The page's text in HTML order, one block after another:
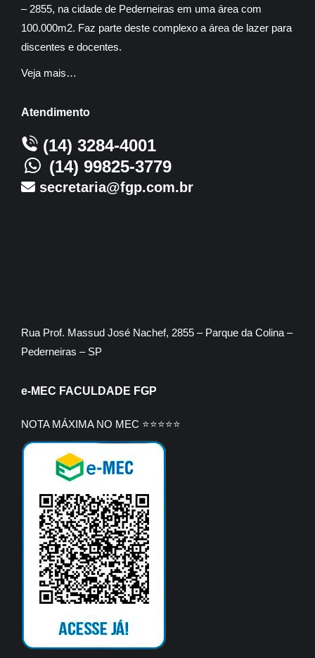
– 2855, na cidade de Pederneiras em uma área com
100.000m2. Faz parte deste complexo a área de lazer para
discentes e docentes.
Veja mais…
Atendimento
(14) 3284-4001
(14) 99825-3779
secretaria@fgp.com.br
Rua Prof. Massud José Nachef, 2855 – Parque da Colina –
Pederneiras – SP
e-MEC FACULDADE FGP
NOTA MÁXIMA NO MEC ⭐⭐⭐⭐⭐